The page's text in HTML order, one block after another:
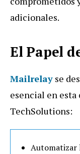
adicionales.
El Papel
Mailrelay se
esencial en
TechSolutions:
Automatizar